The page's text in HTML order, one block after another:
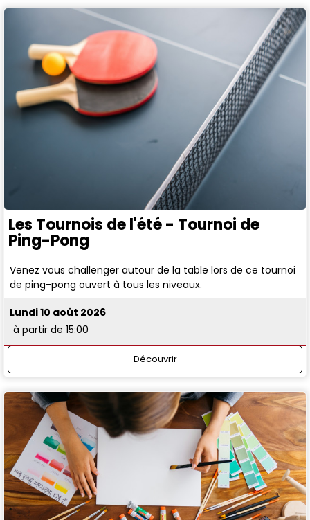
Les Tournois de l'été - Tournoi de
Ping-Pong
Venez vous challenger autour de la table lors de ce tournoi
de ping-pong ouvert à tous les niveaux.
Lundi 10 août 2026
à partir de 15:00
Découvrir